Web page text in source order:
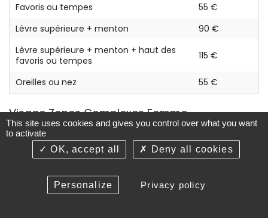
Favoris ou tempes
55 €
Lèvre supérieure + menton
90 €
Lèvre supérieure + menton + haut des
favoris ou tempes
115 €
Oreilles ou nez 55 €
Visage Zones Complexes Femme
Zone
Cou
100 €
60 € à 140 €
This site uses cookies and gives you control over what you want
to activate
OK, accept all
Deny all cookies
Personalize Privacy policy